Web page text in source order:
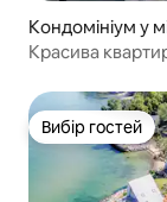
Кондомініум у
Красива
Вибір гостей
Вибір гостей